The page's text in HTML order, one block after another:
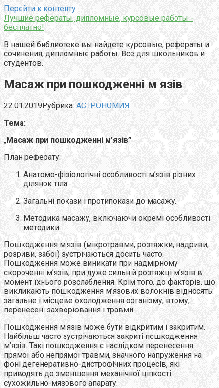
Перейти к контенту
Лучшие рефераты, дипломные, курсовые работы -
бесплатно!
В нашей библиотеке вы найдете курсовые, рефераты и
сочинения, дипломные работы. Все для школьников и
студентов.
Масаж при пошкодженні м язів
22.01.2019Рубрика: АСТРОНОМИЯ
Тема:
„Масаж при пошкодженні м’язів”
План реферату:
Анатомо-фізіологічні особливості м’язів різних
ділянок тіла.
Загальні покази і протипокази до масажу.
Методика масажу, включаючи окремі особливості
методики.
Пошкодження м’язів (мікротравми, розтяжки, надриви,
розриви, забої) зустрічаються досить часто.
Пошкодження може виникати при надмірному
скороченні м’язів, при дуже сильній розтяжці м’язів в
момент їхнього розслаблення. Крім того, до факторів, що
викликають пошкодження м’язових волокнів відносять:
загальне і місцеве охолодження організму, втому,
перенесені захворювання і травми.
Пошкодження м’язів може бути відкритим і закритим.
Найбільш часто зустрічаються закриті пошкодження
м’язів. Такі пошкодження є наслідком перенесення
прямої або непрямої травми, значного напруження на
фоні дегенеративно-дистрофічних процесів, які
приводять до зменшення механічної ціпкості
сухожильно-мязового апарату.